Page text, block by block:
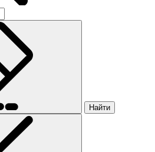
Найти